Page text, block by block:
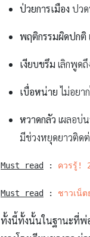
ป่วยการเมือง ปว
พฤติกรรมผิดปกติ
เงียบขรึม เลิกพูดถึ
เบื่อหน่ายไม่อยา
หวาดกลัว เผลอบ่
มีช่วงหยุดยาวติด
Must read : ควรรู้!
Must read : ชาวเน็
ทั้งนี้ทั้งนั้นในฐานะที่พ่